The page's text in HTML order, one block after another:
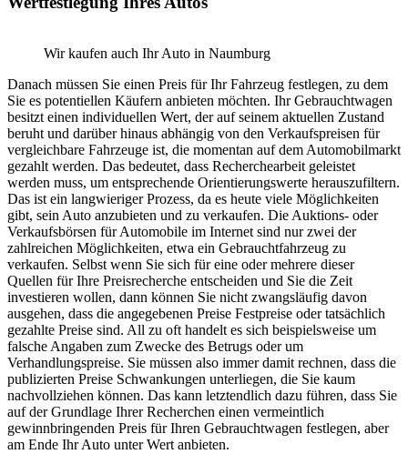
Wir kaufen auch Ihr Auto in Naumburg
Danach müssen Sie einen Preis für Ihr Fahrzeug festlegen, zu dem
Sie es potentiellen Käufern anbieten möchten. Ihr Gebrauchtwagen
besitzt einen individuellen Wert, der auf seinem aktuellen Zustand
beruht und darüber hinaus abhängig von den Verkaufspreisen für
vergleichbare Fahrzeuge ist, die momentan auf dem Automobilmarkt
gezahlt werden. Das bedeutet, dass Recherchearbeit geleistet
werden muss, um entsprechende Orientierungswerte herauszufiltern.
Das ist ein langwieriger Prozess, da es heute viele Möglichkeiten
gibt, sein Auto anzubieten und zu verkaufen. Die Auktions- oder
Verkaufsbörsen für Automobile im Internet sind nur zwei der
zahlreichen Möglichkeiten, etwa ein Gebrauchtfahrzeug zu
verkaufen. Selbst wenn Sie sich für eine oder mehrere dieser
Quellen für Ihre Preisrecherche entscheiden und Sie die Zeit
investieren wollen, dann können Sie nicht zwangsläufig davon
ausgehen, dass die angegebenen Preise Festpreise oder tatsächlich
gezahlte Preise sind. All zu oft handelt es sich beispielsweise um
falsche Angaben zum Zwecke des Betrugs oder um
Verhandlungspreise. Sie müssen also immer damit rechnen, dass die
publizierten Preise Schwankungen unterliegen, die Sie kaum
nachvollziehen können. Das kann letztendlich dazu führen, dass Sie
auf der Grundlage Ihrer Recherchen einen vermeintlich
gewinnbringenden Preis für Ihren Gebrauchtwagen festlegen, aber
am Ende Ihr Auto unter Wert anbieten.